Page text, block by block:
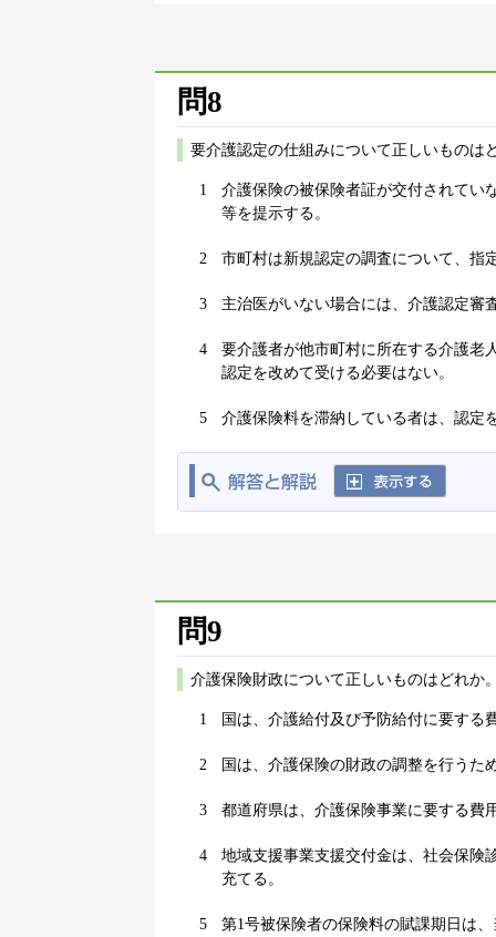
問8
要介護認定の仕組みについて正しいものは
1
介護保険の被保険者証が交付されてい
等を提示する。
2 市町村は新規認定の調査について、指
3 主治医がいない場合には、介護認定審
4
要介護者が他市町村に所在する介護老
認定を改めて受ける必要はない。
5 介護保険料を滞納している者は、認定
問9
介護保険財政について正しいものはどれか
1 国は、介護給付及び予防給付に要する
2 国は、介護保険の財政の調整を行うた
3 都道府県は、介護保険事業に要する費
4
地域支援事業支援交付金は、社会保険
充てる。
5 第1号被保険者の保険料の賦課期日は